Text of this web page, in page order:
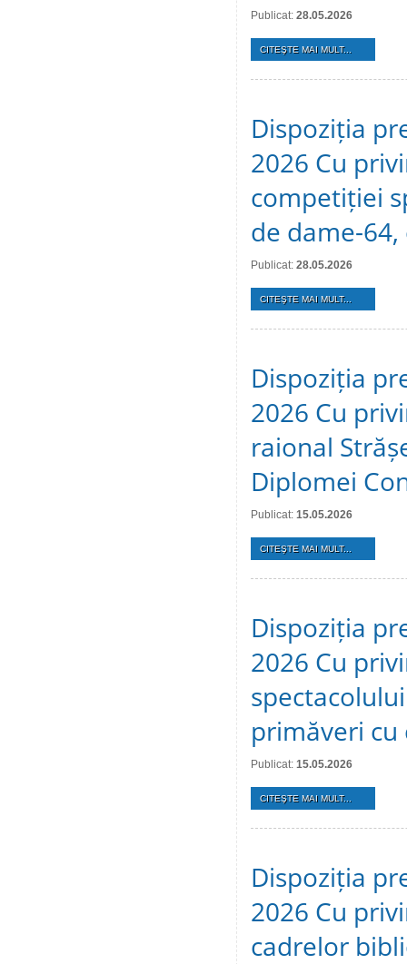
Publicat: 28.05.2026
CITEŞTE MAI MULT...
Dispoziția
2026 Cu
competiției
de dame-64,
Publicat: 28.05.2026
CITEŞTE MAI MULT...
Dispoziția
2026 Cu
raional
Diplomei
Publicat: 15.05.2026
CITEŞTE MAI MULT...
Dispoziția
2026 Cu
spectacolului
primăveri cu
Publicat: 15.05.2026
CITEŞTE MAI MULT...
Dispoziția
2026 Cu
cadrelor